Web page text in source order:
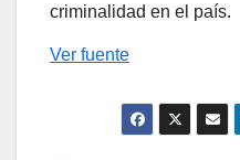
criminalidad en el país.
Ver fuente